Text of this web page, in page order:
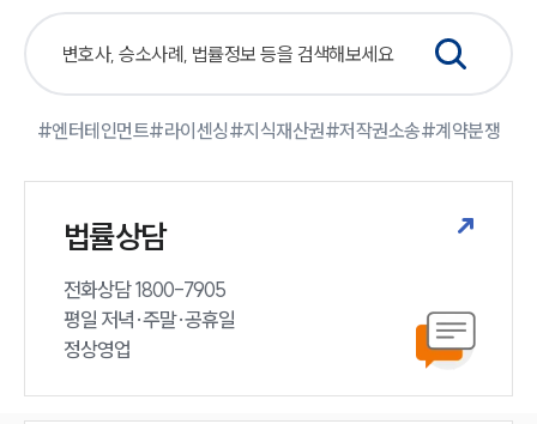
#엔터테인먼트#라이센싱#지식재산권#저작권소송#계약분쟁
법률상담
전화상담 1800-7905
평일 저녁·주말·공휴일
정상영업